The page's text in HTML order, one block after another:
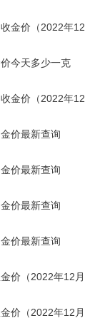
金价（2022年12
今天多少一克
金价（2022年12
价最新查询
价最新查询
价最新查询
价最新查询
价（2022年12月
价（2022年12月